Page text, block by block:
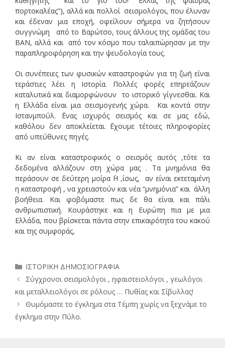
πορτοκαλέας”), αλλά και πολλοί σεισμολόγοι, που έλυναν
και έδεναν μια εποχή, οφείλουν σήμερα να ζητήσουν
συγγνώμη από το Βαρώτσο, τους άλλους της ομάδας του
ΒΑΝ, αλλά και από τον κόσμο που ταλαιπώρησαν με την
παραπληροφόρηση και την ψευδολογία τους.
Οι συνέπειες των φυσικών καταστροφών για τη ζωή είναι
τεράστιες λέει η Ιστορία. Πολλές φορές επηρεάζουν
καταλυτικά και διαμορφώνουν το ιστορικό γίγνεσθαι. Και
η Ελλάδα είναι μια σεισμογενής χώρα. Και κοντά στην
Ιστανμπούλ. ΄Ενας ισχυρός σεισμός και σε μας εδώ,
καθόλου δεν αποκλείεται. ΄Εχουμε τέτοιες πληροφορίες
από υπεύθυνες πηγές.
Κι αν είναι καταστροφικός ο σεισμός αυτός ,τότε τα
δεδομένα αλλάζουν στη χώρα μας . Τα μνημόνια θα
περάσουν σε δεύτερη μοίρα ΄Η ,ίσως, αν είναι εκτεταμένη
η καταστροφή , να χρειαστούν και νέα “μνημόνια” και άλλη
βοήθεια. Και φοβόμαστε πως δε θα είναι και πάλι
ανθρωπιστική. Κουράστηκε και η Ευρώπη πια με μια
Ελλάδα, που βρίσκεται πάντα στην επικαιρότητα του κακού
και της συμφοράς,
Κατηγορίες
ΙΣΤΟΡΙΚΗ ΔΗΜΟΣΙΟΓΡΑΦΙΑ
Σύγχρονοι σεισμολόγοι , ηφαιστειολόγοι , γεωλόγοι
και μεταλλειολόγοι σε ρόλους … Πυθίας και Σίβυλλας!
Θυμόμαστε το έγκλημα στα Τέμπη χωρίς να ξεχνάμε το
έγκλημα στην Πύλο.